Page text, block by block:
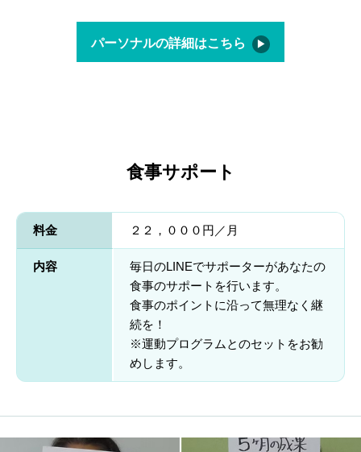
パーソナルの詳細はこちら
食事サポート
料金 ２２，０００円／月
内容
毎日のLINEでサポーターがあなたの
食事のサポートを行います。
食事のポイントに沿って無理なく継
続を！
※運動プログラムとのセットをお勧
めします。